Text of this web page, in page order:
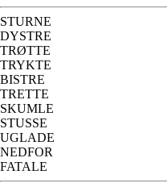
STURNE
DYSTRE
TRØTTE
TRYKTE
BISTRE
TRETTE
SKUMLE
STUSSE
UGLADE
NEDFOR
FATALE